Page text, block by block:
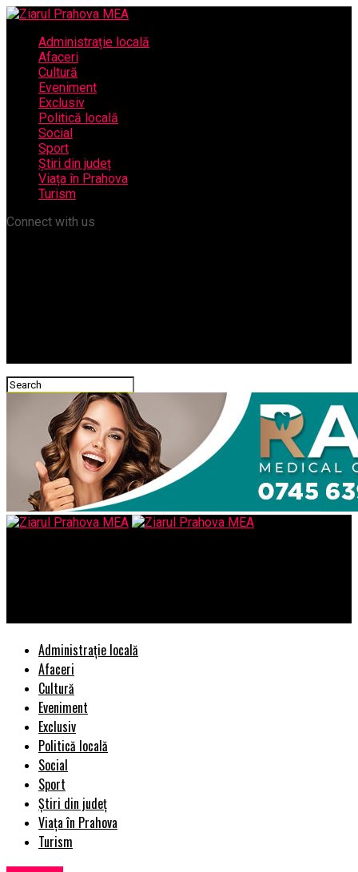
Administrație locală
Afaceri
Cultură
Eveniment
Exclusiv
Politică locală
Social
Sport
Știri din județ
Viața în Prahova
Turism
Connect with us
Administrație locală
Afaceri
Cultură
Eveniment
Exclusiv
Politică locală
Social
Sport
Știri din județ
Viața în Prahova
Turism